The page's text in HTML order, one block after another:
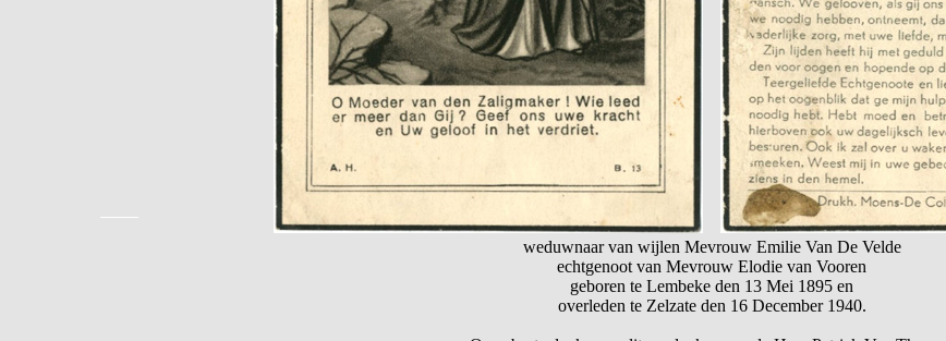
weduwnaar van wijlen Mevrouw Emilie Van De Velde
echtgenoot van Mevrouw Elodie van Vooren
geboren te Lembeke den 13 Mei 1895 en
overleden te Zelzate den 16 December 1940.